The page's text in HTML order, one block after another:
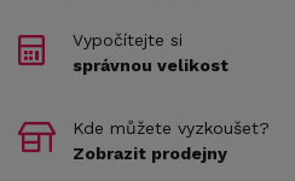
Vypočítejte si
správnou velikost
Kde můžete vyzkoušet?
Zobrazit prodejny